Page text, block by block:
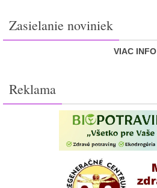
Zasielanie noviniek
VIAC INFO
Reklama